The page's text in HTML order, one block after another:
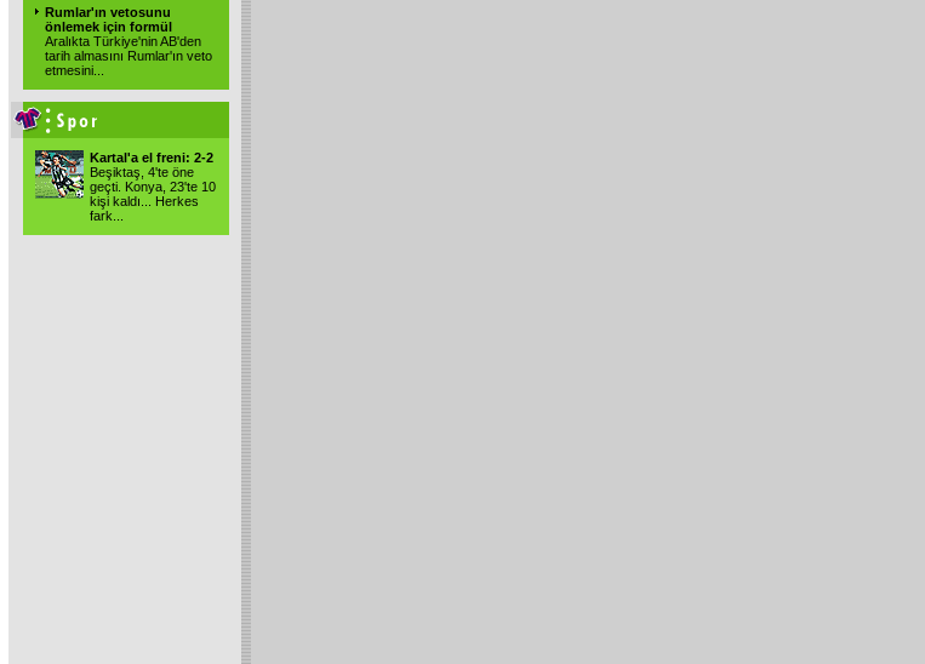
Rumlar'ın vetosunu
önlemek için formül
Aralıkta Türkiye'nin AB'den
tarih almasını Rumlar'ın veto
etmesini
Kartal'a el freni: 2-2
Beşiktaş, 4'te öne
geçti. Konya, 23'te 10
kişi kaldı... Herkes
fark